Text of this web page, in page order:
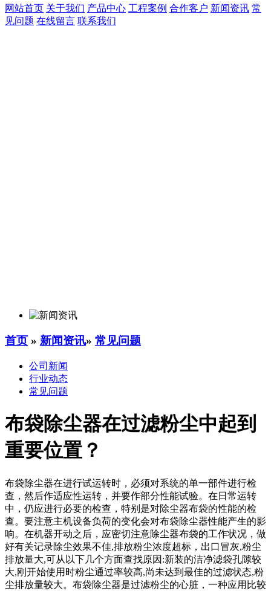
网站首页 关于我们 产品中心 工程案例 合作客户 新闻资讯 常
见问题 在线留言 联系我们
首页 » 新闻资讯» 常见问题
公司新闻
行业动态
常见问题
布袋除尘器在过滤粉尘中起到
重要位置？
布袋除尘器在进行试运转时，必须对系统的单一部件进行检
查，然后作适应性运转，并要作部分性能试验。在日常运转
中，仍应进行必要的检查，特别是对除尘器布袋的性能的检
查。要注意主机设备负荷的变化会对布袋除尘器性能产生的影
响。在机器开动之后，应密切注意除尘器布袋的工作状况，做
好有关记录除尘效果不佳,排放粉尘浓度超标，出口冒灰,粉尘
排放量大,可从以下几个方面查找原因:新装的洁净滤袋孔隙较
大,刚开始使用时粉尘通过率较高,尚未达到最佳的过滤状态,粉
尘排放量较大。布袋除尘器是过滤粉尘的心脏，一种应用比较